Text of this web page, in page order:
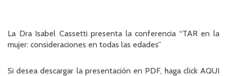
La Dra Isabel Cassetti presenta la conferencia “TAR en la
mujer: consideraciones en todas las edades”
Si desea descargar la presentación en PDF, haga click AQUI